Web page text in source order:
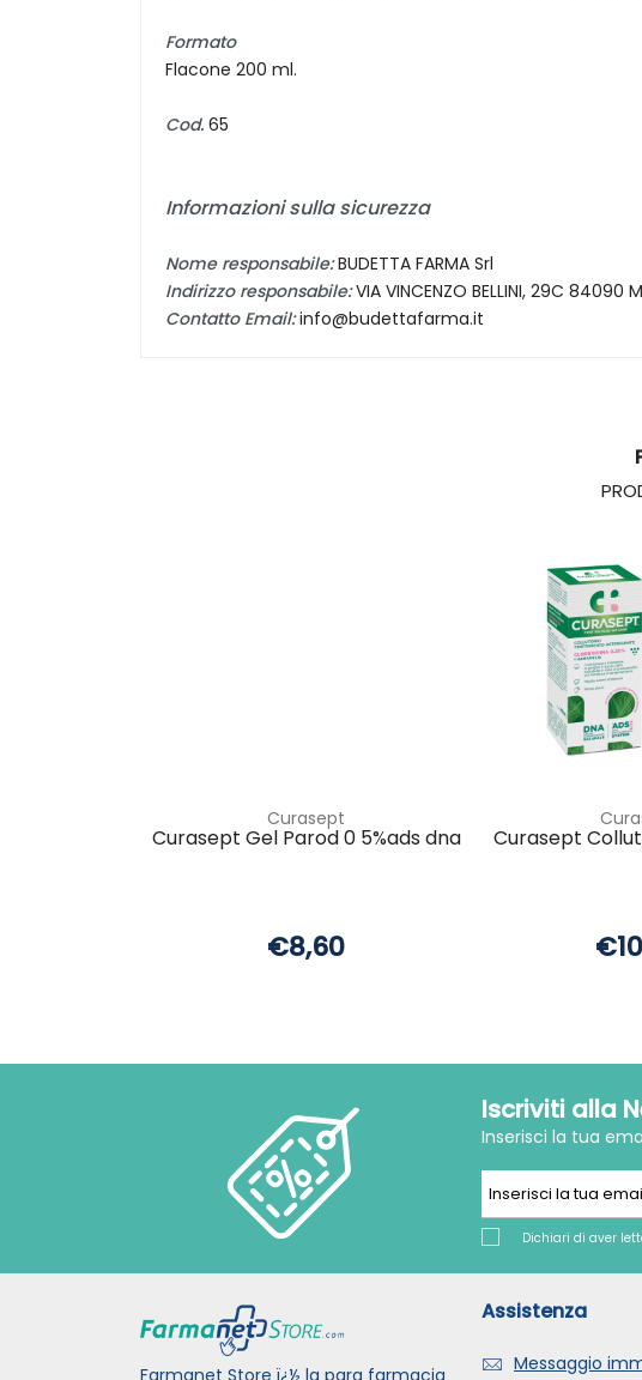
Formato
Flacone 200 ml.
Cod. 65
Informazioni sulla sicurezza
Nome responsabile:BUDETTA FARMA Srl
Indirizzo responsabile:VIA VINCENZO BELLINI, 29C 84090
Contatto Email:info@budettafarma.it
Curasept
Curasept Gel Parod 0 5%ads dna
€8,60
Curasept
Iscriviti alla
Inserisci la tua
Dichiari di aver
Assistenza
Messaggio